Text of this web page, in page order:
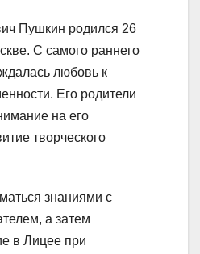
Пушкин родился 26
С самого раннего
любовь к
Его родители
на его
творческого
знаниями с
а затем
в Лицее при